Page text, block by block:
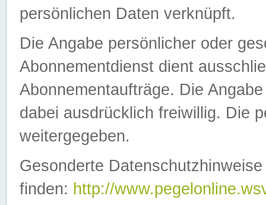
persönlichen Daten verknüpft.
Die Angabe persönlicher oder
Abonnementdienst dient
Abonnementaufträge. Die
dabei ausdrücklich freiwillig. Die
weitergegeben.
Gesonderte
finden: http://